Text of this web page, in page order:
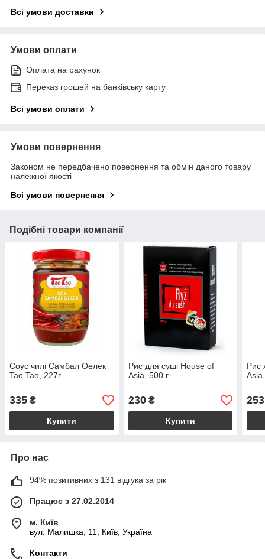
Всі умови доставки
Умови оплати
Оплата на рахунок
Переказ грошей на банківську карту
Всі умови оплати
Умови повернення
Законом не передбачено повернення та обмін даного товару
належної якості
Всі умови повернення
Подібні товари компанії
Соус чилі Самбал Оелек
Tao Tao, 227г
335 ₴
Купити
Рис для суші House of
Asia, 500 г
230₴
Купити
Рис
253
Про нас
94% позитивних з 131 відгука за рік
Працює з 27.02.2014
м. Київ
вул. Малишка, 11, Київ, Україна
Контакти